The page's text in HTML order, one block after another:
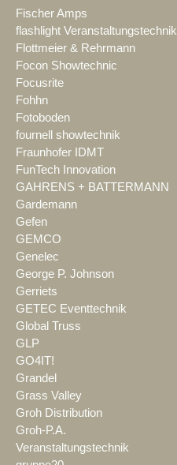
Fischer Amps
flashlight Veranstaltungstechnik
Flottmeier & Rehrmann
Focon Showtechnic
Focusrite
Fohhn
Fotoboden
fournell showtechnik
Fraunhofer IDMT
FunTech Innovation
GAHRENS + BATTERMANN
Gardemann
Gefen
GEMCO
Genelec
George P. Johnson
Gerriets
GETEC Eventtechnik
Global Truss
GLP
GO4IT!
Grandel
Grass Valley
Groh Distribution
Groh-P.A.
Veranstaltungstechnik